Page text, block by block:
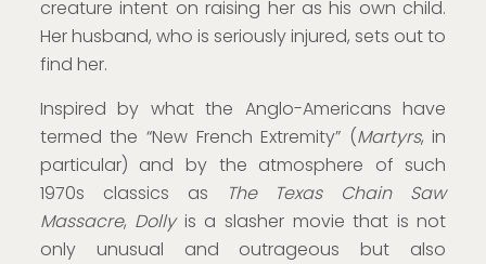
creature intent on raising her as his own child.
Her husband, who is seriously injured, sets out to
find her.
Inspired by what the Anglo-Americans have
termed the “New French Extremity” (Martyrs, in
particular) and by the atmosphere of such
1970s classics as
The Texas Chain Saw
Massacre, Dollyis a slasher movie that is not
only unusual and outrageous but also